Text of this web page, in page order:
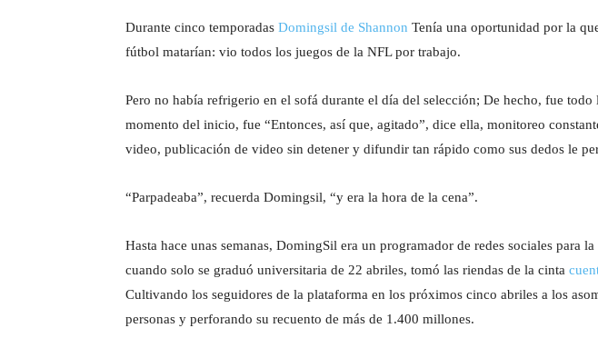
Durante cinco temporadas Domingsil de Shannon Tenía una oportunidad por la
fútbol matarían: vio todos los juegos de la NFL por trabajo.
Pero no había refrigerio en el sofá durante el día del selección; De hecho, fue todo
momento del inicio, fue “Entonces, así que, agitado”, dice ella, monitoreo
video, publicación de video sin detener y difundir tan rápido como sus dedos le
“Parpadeaba”, recuerda Domingsil, “y era la hora de la cena”.
Hasta hace unas semanas, DomingSil era un programador de redes sociales para
cuando solo se graduó universitaria de 22 abriles, tomó las riendas de la cinta
Cultivando los seguidores de la plataforma en los próximos cinco abriles a los
personas y perforando su recuento de más de 1.400 millones.